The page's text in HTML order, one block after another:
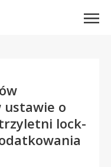
ustawie o
lock-